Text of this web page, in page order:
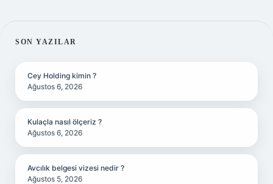
SIDEBAR
SON YAZILAR
Cey Holding kimin ?
Ağustos 6, 2026
Kulaçla nasıl ölçeriz ?
Ağustos 6, 2026
Avcılık belgesi vizesi nedir ?
Ağustos 5, 2026